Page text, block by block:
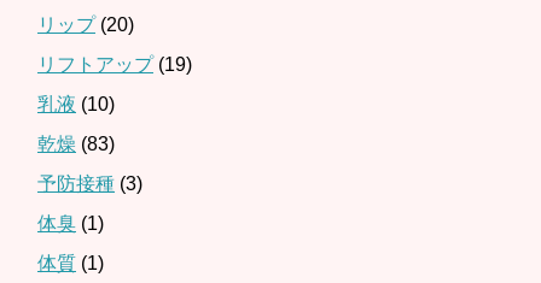
リップ(20)
リフトアップ(19)
乳液 (10)
乾燥 (83)
予防接種 (3)
体臭 (1)
体質 (1)